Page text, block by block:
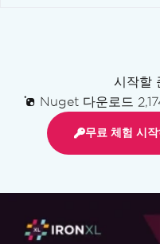
시작할
Nuget 다운로드
무료 체험 시작